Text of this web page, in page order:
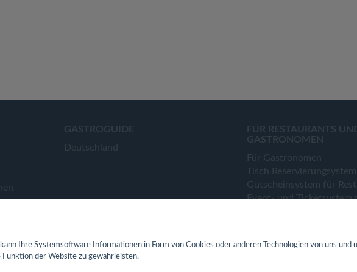
GASTROGUIDE
Deutschland
FÜR RESTAURANTS
GASTRONOMEN
Für Gastronomen
Tisch Reservierungsystem
Gutscheinsystem für
Event- und Ticketsystem
Webseiten für Restaurant
Ihre Systemsoftware Informationen in Form von Cookies oder anderen Technologien von uns und
der Website zu gewährleisten.